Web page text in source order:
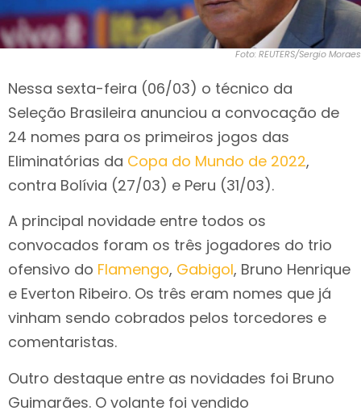
Foto: REUTERS/Sergio Moraes
Nessa sexta-feira (06/03) o técnico da
Seleção Brasileira anunciou a convocação de
24 nomes para os primeiros jogos das
Eliminatórias da Copa do Mundo de 2022,
contra Bolívia (27/03) e Peru (31/03).
A principal novidade entre todos os
convocados foram os três jogadores do trio
ofensivo do Flamengo, Gabigol, Bruno Henrique
e Everton Ribeiro. Os três eram nomes que já
vinham sendo cobrados pelos torcedores e
comentaristas.
Outro destaque entre as novidades foi Bruno
Guimarães. O volante foi vendido